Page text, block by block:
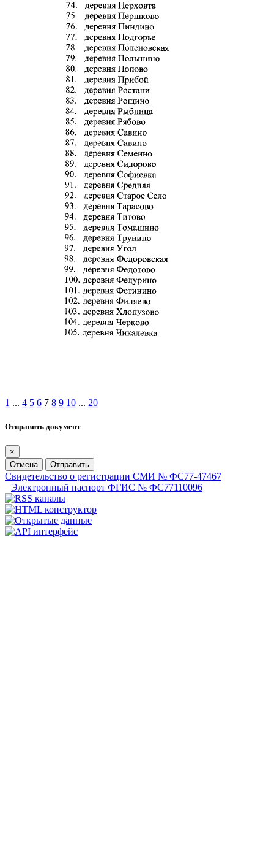
1 ... 4 5 6 7 8 9 10 ... 20
Отправить документ
×
Отмена
Отправить
Свидетельство о регистрации СМИ № ФС77-47467
Электронный паспорт ФГИС № ФС77110096